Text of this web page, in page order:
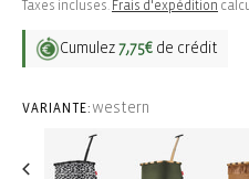
Taxes incluses. Frais d'expédition
Cumulez 7,75€ de crédit
VARIANTE: western